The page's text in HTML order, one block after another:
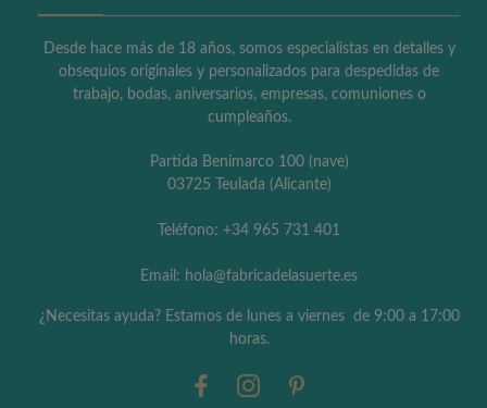
Desde hace más de 18 años, somos especialistas en detalles y
obsequios originales y personalizados para despedidas de
trabajo, bodas, aniversarios, empresas, comuniones o
cumpleaños.
Partida Benimarco 100 (nave)
03725 Teulada (Alicante)
Teléfono: +34 965 731 401
Email: hola@fabricadelasuerte.es
¿Necesitas ayuda? Estamos de lunes a viernes de 9:00 a 17:00
horas.